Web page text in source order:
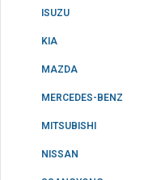
ISUZU
KIA
MAZDA
MERCEDES-BENZ
MITSUBISHI
NISSAN